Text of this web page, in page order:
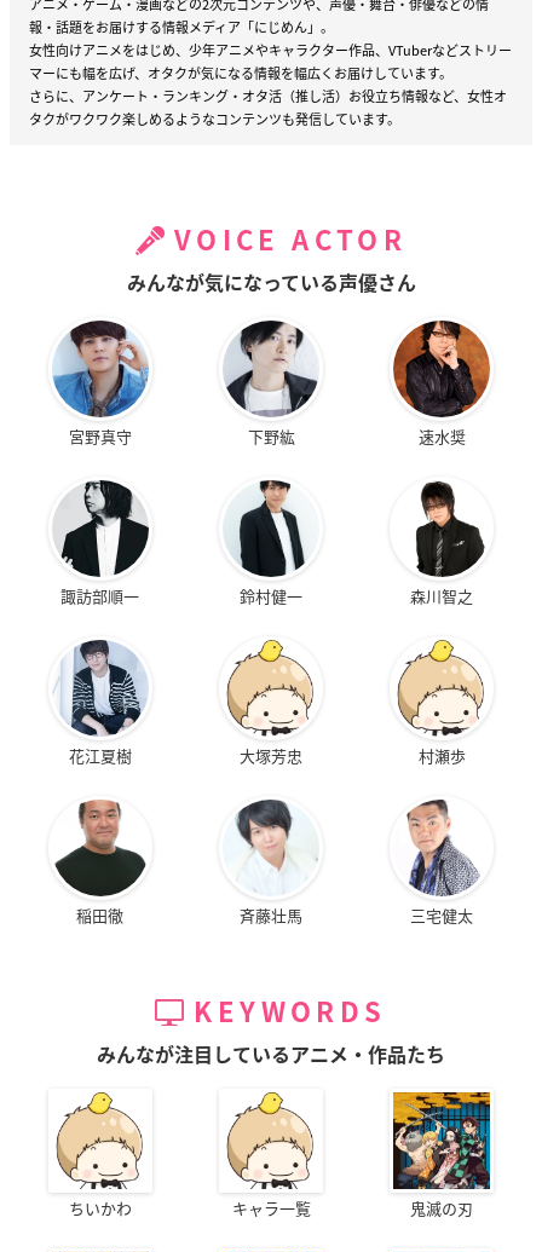
アニメ・ゲーム・漫画などの2次元コンテンツや、声優・舞台・俳優などの情
報・話題をお届けする情報メディア「にじめん」。
女性向けアニメをはじめ、少年アニメやキャラクター作品、VTuberなどストリー
マーにも幅を広げ、オタクが気になる情報を幅広くお届けしています。
さらに、アンケート・ランキング・オタ活（推し活）お役立ち情報など、女性オ
タクがワクワク楽しめるようなコンテンツも発信しています。
VOICE ACTOR
みんなが気になっている声優さん
宮野真守 下野紘 速水奨
諏訪部順一 鈴村健一 森川智之
花江夏樹 大塚芳忠 村瀬歩
稲田徹 斉藤壮馬 三宅健太
KEYWORDS
みんなが注目しているアニメ・作品たち
ちいかわ キャラ一覧 鬼滅の刃